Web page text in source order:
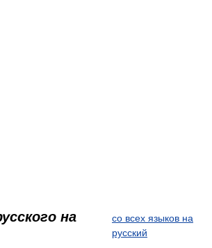
на
со всех языков на
русский